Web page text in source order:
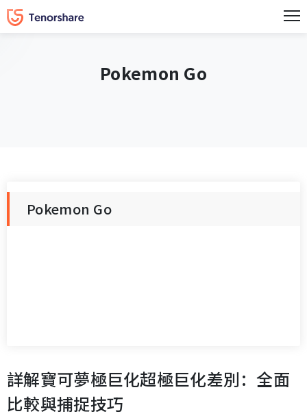
Pokemon Go
Pokemon Go
詳解寶可夢極巨化超極巨化差別：全面
比較與捕捉技巧